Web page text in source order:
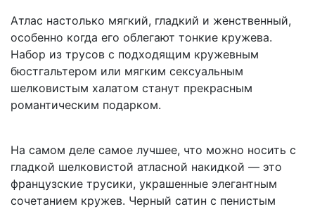
Атлас настолько мягкий, гладкий и женственный,
особенно когда его облегают тонкие кружева.
Набор из трусов с подходящим кружевным
бюстгальтером или мягким сексуальным
шелковистым халатом станут прекрасным
романтическим подарком.
На самом деле самое лучшее, что можно носить с
гладкой шелковистой атласной накидкой — это
французские трусики, украшенные элегантным
сочетанием кружев. Черный сатин с пенистым